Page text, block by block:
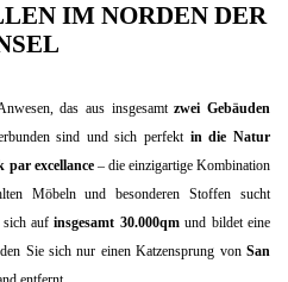
IM NORDEN DER
das aus insgesamtzwei Gebäuden
sind und sich perfekt in die Natur
par excellance– die einzigartige Kombination
Möbeln und besonderen Stoffen sucht
sich aufinsgesamt 30.000qmund bildet eine
Sie sich nur einen Katzensprung vonSan